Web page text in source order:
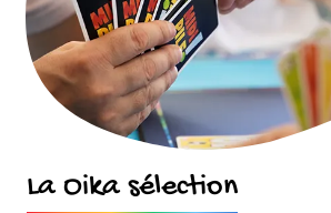
La Oika sélection